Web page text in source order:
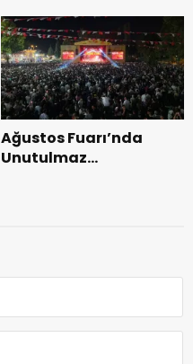
Ağustos Fuarı’nda
Unutulmaz